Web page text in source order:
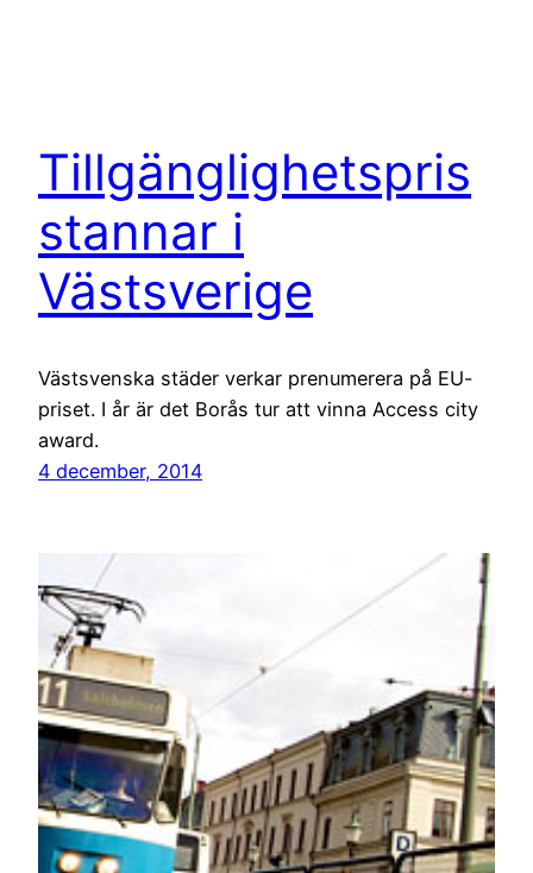
Tillgänglighetspris
stannar i
Västsverige
Västsvenska städer verkar prenumerera på EU-
priset. I år är det Borås tur att vinna Access city
award.
4 december, 2014